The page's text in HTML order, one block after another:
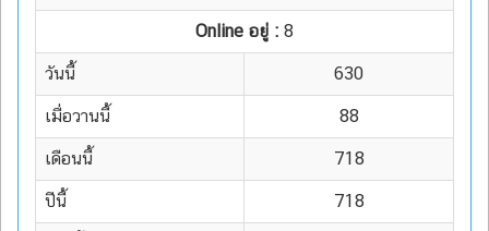
Online อยู่ : 8
วันนี้ 630
เมื่อวานนี้ 88
เดือนนี้ 718
ปีนี้ 718